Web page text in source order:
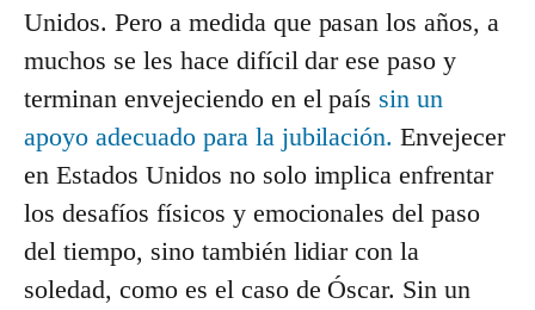
Unidos. Pero a medida que pasan los años, a
muchos se les hace difícil dar ese paso y
terminan envejeciendo en el país sin un
apoyo adecuado para la jubilación. Envejecer
en Estados Unidos no solo implica enfrentar
los desafíos físicos y emocionales del paso
del tiempo, sino también lidiar con la
soledad, como es el caso de Óscar. Sin un